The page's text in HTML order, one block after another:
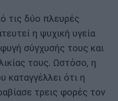
τις δύο πλευρές
η ψυχική υγεία
σύγχυσής τους και
τους. Ωστόσο, η
ότι η
τρεις φορές τον